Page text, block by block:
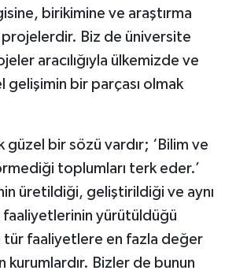
birikimine ve araştırma
projelerdir. Biz de üniversite
aracılığıyla ülkemizde ve
gelişimin bir parçası olmak
güzel bir sözü vardır; ‘Bilim ve
toplumları terk eder.’
üretildiği, geliştirildiği ve aynı
faaliyetlerinin yürütüldüğü
tür faaliyetlere en fazla değer
kurumlardır. Bizler de bunun